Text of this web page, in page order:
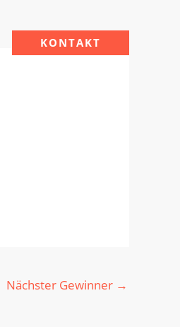
KONTAKT
Nächster Gewinner →